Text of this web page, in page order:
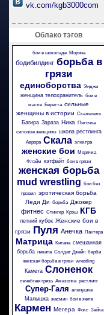
vk.com/kgb3000com
Облако тэгов
бои в шоколаде Моряча
бодибилдинг борьба в
грязи
единоборства Энджи
женщина телохранитель бои в
масле Беретта сильные
женщины в истории Скальпель
Багира Зараза Ника
Пяточка
сильные женщины школа рестлинга
Аврора Скала электра
женские бои
Морячка
Флэйм кэтфайт бои в грязи
женская борьба
mud wrestling бои без
правил эротическая борьба
Леди Ди борьба Джокер
фитнес Стингер Крэш КГБ
летний кубок Женские бои в
грязи Пуля Анечка Пантера
Матрица Китана смешанная
борьба никита Солдат Джейн барби
женская борьба в грязи wrestling
Камета Слоненок
лечебная грязь Амазонка рестлинг
Супер-Галя аленушка
Малышка жасмин бои в желе
Кармен Мегера Фокс Зайка